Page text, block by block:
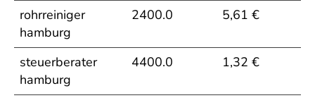
rohrreiniger
hamburg
2400.0 5,61 €
steuerberater
hamburg
4400.0 1,32 €